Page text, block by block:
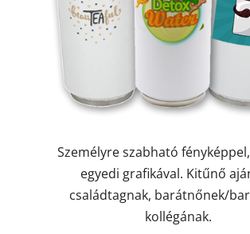
Személyre szabható
egyedi grafikával. Kitűnő
családtagnak, barátnőnek/
kollégának.